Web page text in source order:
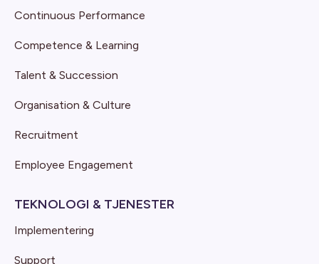
Continuous Performance
Competence & Learning
Talent & Succession
Organisation & Culture
Recruitment
Employee Engagement
TEKNOLOGI & TJENESTER
Implementering
Support